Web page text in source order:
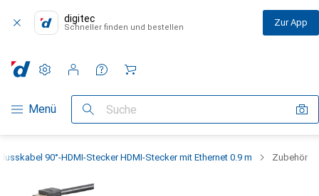
digitec
Schneller finden und bestellen Zur App
Navigation nach Kategorien
Menü Suche
Einstellungen
Kundenkonto
Vergleichslisten
Merklisten
Warenkorb
90°-HDMI-Stecker HDMI-Stecker mit Ethernet 0.9 m Zubehör